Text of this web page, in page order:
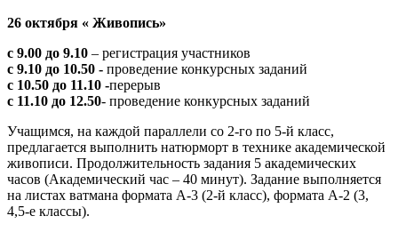
26 октября « Живопись»
с 9.00 до 9.10 – регистрация участников
с 9.10 до 10.50 - проведение конкурсных заданий
с 10.50 до 11.10 -перерыв
с 11.10 до 12.50- проведение конкурсных заданий
Учащимся, на каждой параллели со 2-го по 5-й класс,
предлагается выполнить натюрморт в технике академической
живописи. Продолжительность задания 5 академических
часов (Академический час – 40 минут). Задание выполняется
на листах ватмана формата А-3 (2-й класс), формата А-2 (3,
4,5-е классы).